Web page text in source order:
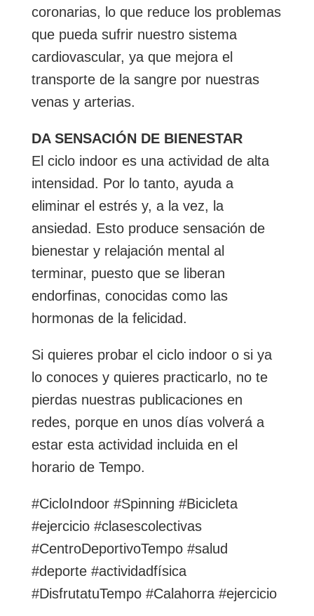
coronarias, lo que reduce los problemas
que pueda sufrir nuestro sistema
cardiovascular, ya que mejora el
transporte de la sangre por nuestras
venas y arterias.
DA SENSACIÓN DE BIENESTAR
El ciclo indoor es una actividad de alta
intensidad. Por lo tanto, ayuda a
eliminar el estrés y, a la vez, la
ansiedad. Esto produce sensación de
bienestar y relajación mental al
terminar, puesto que se liberan
endorfinas, conocidas como las
hormonas de la felicidad.
Si quieres probar el ciclo indoor o si ya
lo conoces y quieres practicarlo, no te
pierdas nuestras publicaciones en
redes, porque en unos días volverá a
estar esta actividad incluida en el
horario de Tempo.
#CicloIndoor #Spinning #Bicicleta
#ejercicio #clasescolectivas
#CentroDeportivoTempo #salud
#deporte #actividadfísica
#DisfrutatuTempo #Calahorra #ejercicio